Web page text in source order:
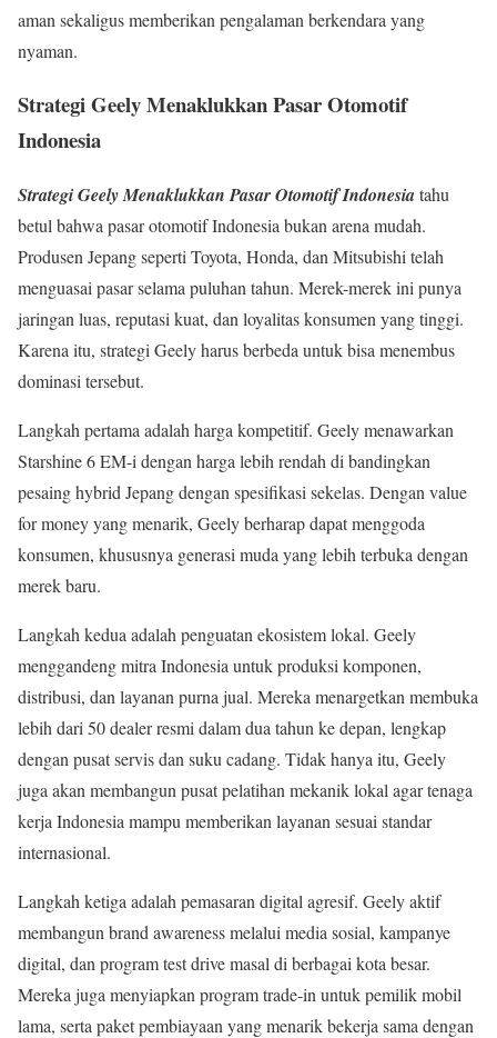
aman sekaligus memberikan pengalaman berkendara yang
nyaman.
Strategi Geely Menaklukkan Pasar Otomotif
Indonesia
Strategi Geely Menaklukkan Pasar Otomotif Indonesiatahu
betul bahwa pasar otomotif Indonesia bukan arena mudah.
Produsen Jepang seperti Toyota, Honda, dan Mitsubishi telah
menguasai pasar selama puluhan tahun. Merek-merek ini punya
jaringan luas, reputasi kuat, dan loyalitas konsumen yang tinggi.
Karena itu, strategi Geely harus berbeda untuk bisa menembus
dominasi tersebut.
Langkah pertama adalah harga kompetitif. Geely menawarkan
Starshine 6 EM-i dengan harga lebih rendah di bandingkan
pesaing hybrid Jepang dengan spesifikasi sekelas. Dengan value
for money yang menarik, Geely berharap dapat menggoda
konsumen, khususnya generasi muda yang lebih terbuka dengan
merek baru.
Langkah kedua adalah penguatan ekosistem lokal. Geely
menggandeng mitra Indonesia untuk produksi komponen,
distribusi, dan layanan purna jual. Mereka menargetkan membuka
lebih dari 50 dealer resmi dalam dua tahun ke depan, lengkap
dengan pusat servis dan suku cadang. Tidak hanya itu, Geely
juga akan membangun pusat pelatihan mekanik lokal agar tenaga
kerja Indonesia mampu memberikan layanan sesuai standar
internasional.
Langkah ketiga adalah pemasaran digital agresif. Geely aktif
membangun brand awareness melalui media sosial, kampanye
digital, dan program test drive masal di berbagai kota besar.
Mereka juga menyiapkan program trade-in untuk pemilik mobil
lama, serta paket pembiayaan yang menarik bekerja sama dengan